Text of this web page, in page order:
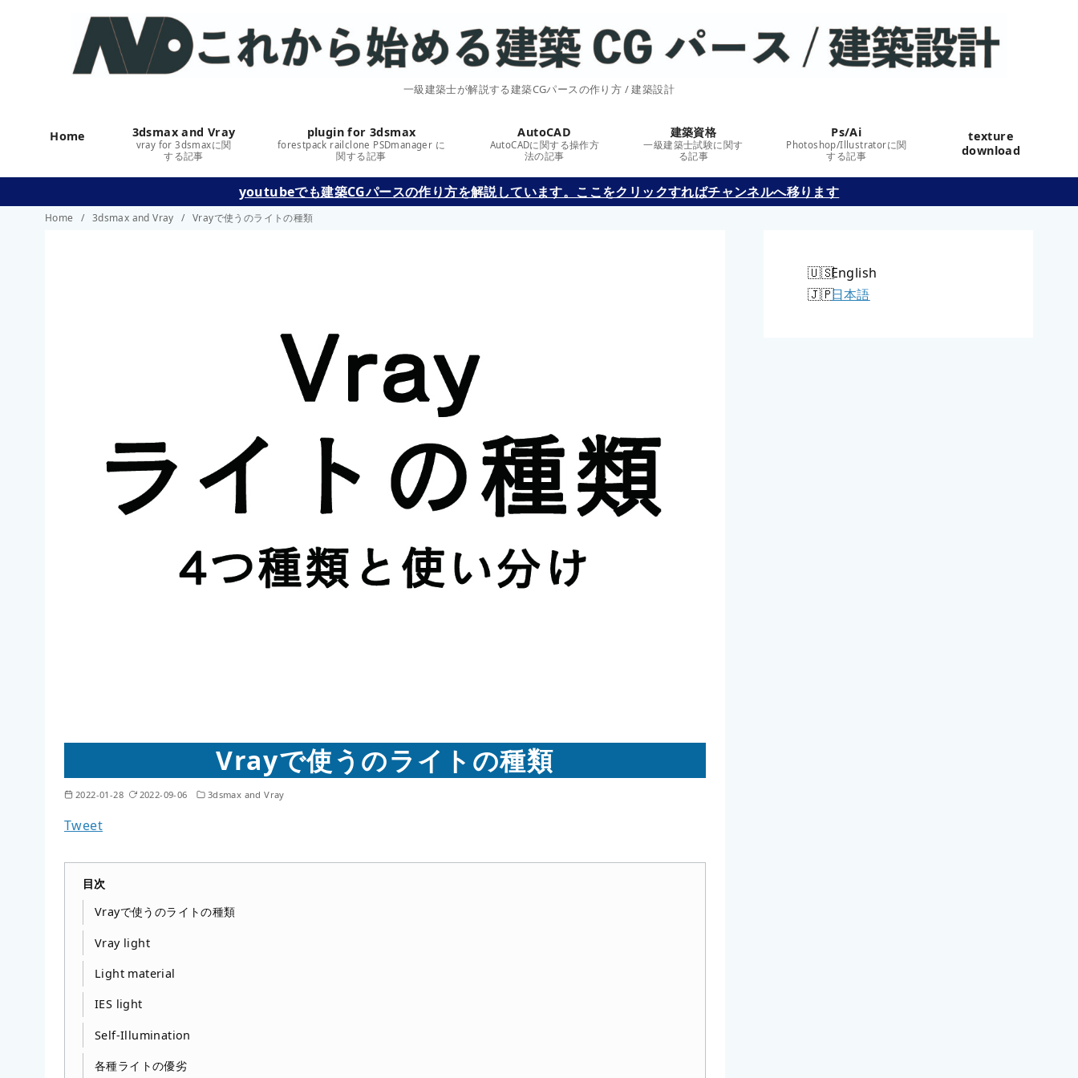
ン
一級建築士が解説する建築CGパースの作り方 / 建築設計
Home 3dsmax and Vray
vray for 3dsmaxに関
する記事
plugin for 3dsmax
forestpack railclone PSDmanager に
関する記事
AutoCAD
AutoCADに関する操作方
法の記事
建築資格
一級建築士試験に関す
る記事
Ps/Ai
Photoshop/Illustratorに関
する記事
texture
download
youtubeでも建築CGパースの作り方を解説しています。ここをクリックすればチャンネルへ移ります
Home 3dsmax and Vray Vrayで使うのライトの種類
Vrayで使うのライトの種類
2022-01-28 2022-09-06 3dsmax and Vray
目次
Vrayで使うのライトの種類
Vray light
Light material
IES light
Self-Illumination
各種ライトの優劣
English
日本語